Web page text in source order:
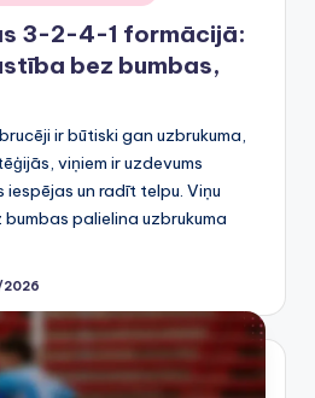
3-2-4-1 formācijā:
bez bumbas,
ir būtiski gan uzbrukuma,
viņiem ir uzdevums
un radīt telpu. Viņu
palielina uzbrukuma